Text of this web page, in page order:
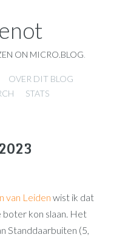
ON MICRO.BLOG
OVER DIT BLOG
STATS
van Leiden wist ik dat
boter kon slaan. Het
Standdaarbuiten (5,